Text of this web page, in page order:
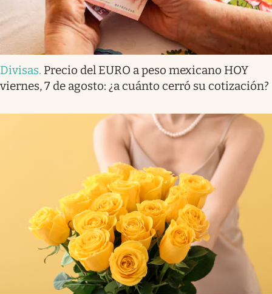
Divisas. Precio del EURO a peso mexicano HOY
viernes, 7 de agosto: ¿a cuánto cerró su cotización?